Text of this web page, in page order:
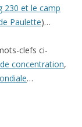
230 et le camp
Paulette)…
clefs ci-
concentration,
…